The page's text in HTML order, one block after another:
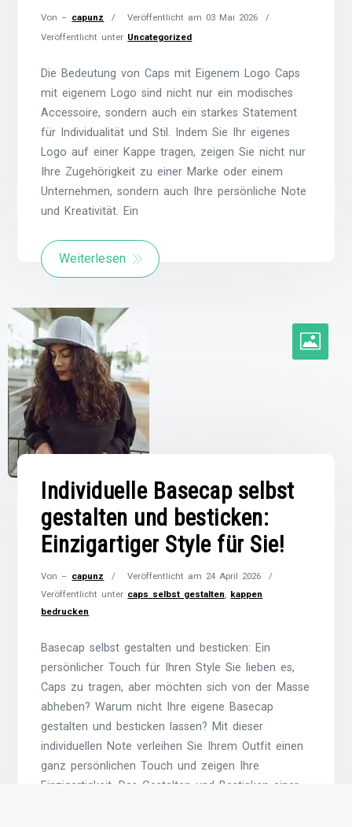
Von – capunz Veröffentlicht am 03 Mai 2026
Veröffentlicht unter Uncategorized
Die Bedeutung von Caps mit Eigenem Logo Caps
mit eigenem Logo sind nicht nur ein modisches
Accessoire, sondern auch ein starkes Statement
für Individualität und Stil. Indem Sie Ihr eigenes
Logo auf einer Kappe tragen, zeigen Sie nicht nur
Ihre Zugehörigkeit zu einer Marke oder einem
Unternehmen, sondern auch Ihre persönliche Note
und Kreativität. Ein
Weiterlesen
Individuelle Basecap selbst
gestalten und besticken:
Einzigartiger Style für Sie!
Von – capunz Veröffentlicht am 24 April 2026
Veröffentlicht unter caps selbst gestalten
kappen
bedrucken
Basecap selbst gestalten und besticken: Ein
persönlicher Touch für Ihren Style Sie lieben es,
Caps zu tragen, aber möchten sich von der Masse
abheben? Warum nicht Ihre eigene Basecap
gestalten und besticken lassen? Mit dieser
individuellen Note verleihen Sie Ihrem Outfit einen
ganz persönlichen Touch und zeigen Ihre
Einzigartigkeit. Das Gestalten und Besticken einer